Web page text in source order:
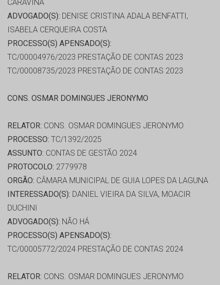
CARAVINA
ADVOGADO(S): DENISE CRISTINA ADALA BENFATTI,
ISABELA CERQUEIRA COSTA
PROCESSO(S) APENSADO(S):
TC/00004976/2023 PRESTAÇÃO DE CONTAS 2023
TC/00008735/2023 PRESTAÇÃO DE CONTAS 2023
CONS. OSMAR DOMINGUES JERONYMO
RELATOR: CONS. OSMAR DOMINGUES JERONYMO
PROCESSO: TC/1392/2025
ASSUNTO: CONTAS DE GESTÃO 2024
PROTOCOLO: 2779978
ORGÃO: CÂMARA MUNICIPAL DE GUIA LOPES DA LAGUNA
INTERESSADO(S): DANIEL VIEIRA DA SILVA, MOACIR
DUCHINI
ADVOGADO(S): NÃO HÁ
PROCESSO(S) APENSADO(S):
TC/00005772/2024 PRESTAÇÃO DE CONTAS 2024
RELATOR: CONS. OSMAR DOMINGUES JERONYMO